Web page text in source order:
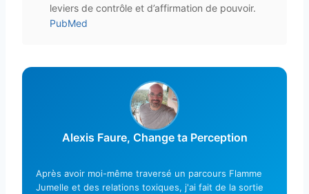
leviers de contrôle et d’affirmation de pouvoir.
PubMed
Alexis Faure, Change ta Perception
Après avoir moi-même traversé un parcours Flamme
Jumelle et des relations toxiques, j'ai fait de la sortie